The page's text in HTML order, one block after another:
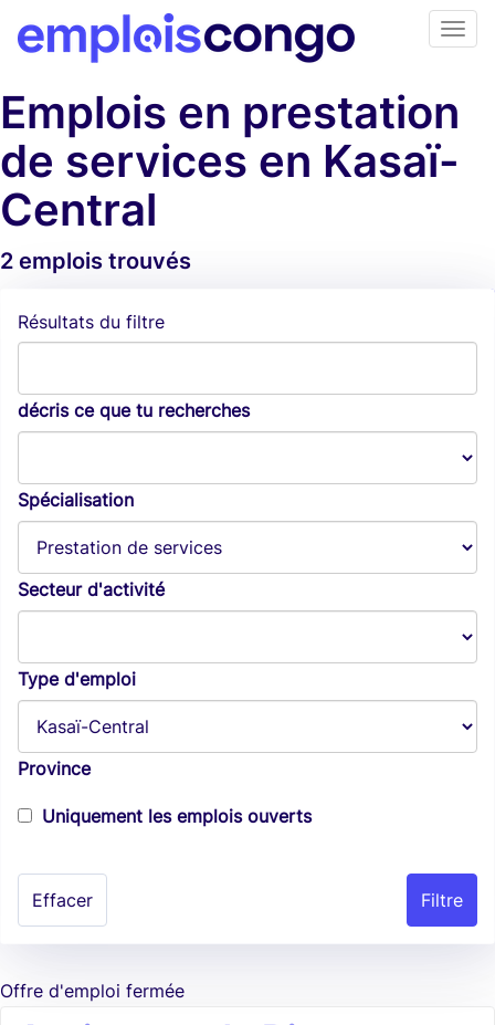
Emplois en prestation
de services en Kasaï-
Central
2 emplois trouvés
Résultats du filtre
décris ce que tu recherches
Spécialisation
Secteur d'activité
Type d'emploi
Province
Uniquement les emplois ouverts
Effacer
Offre d'emploi fermée